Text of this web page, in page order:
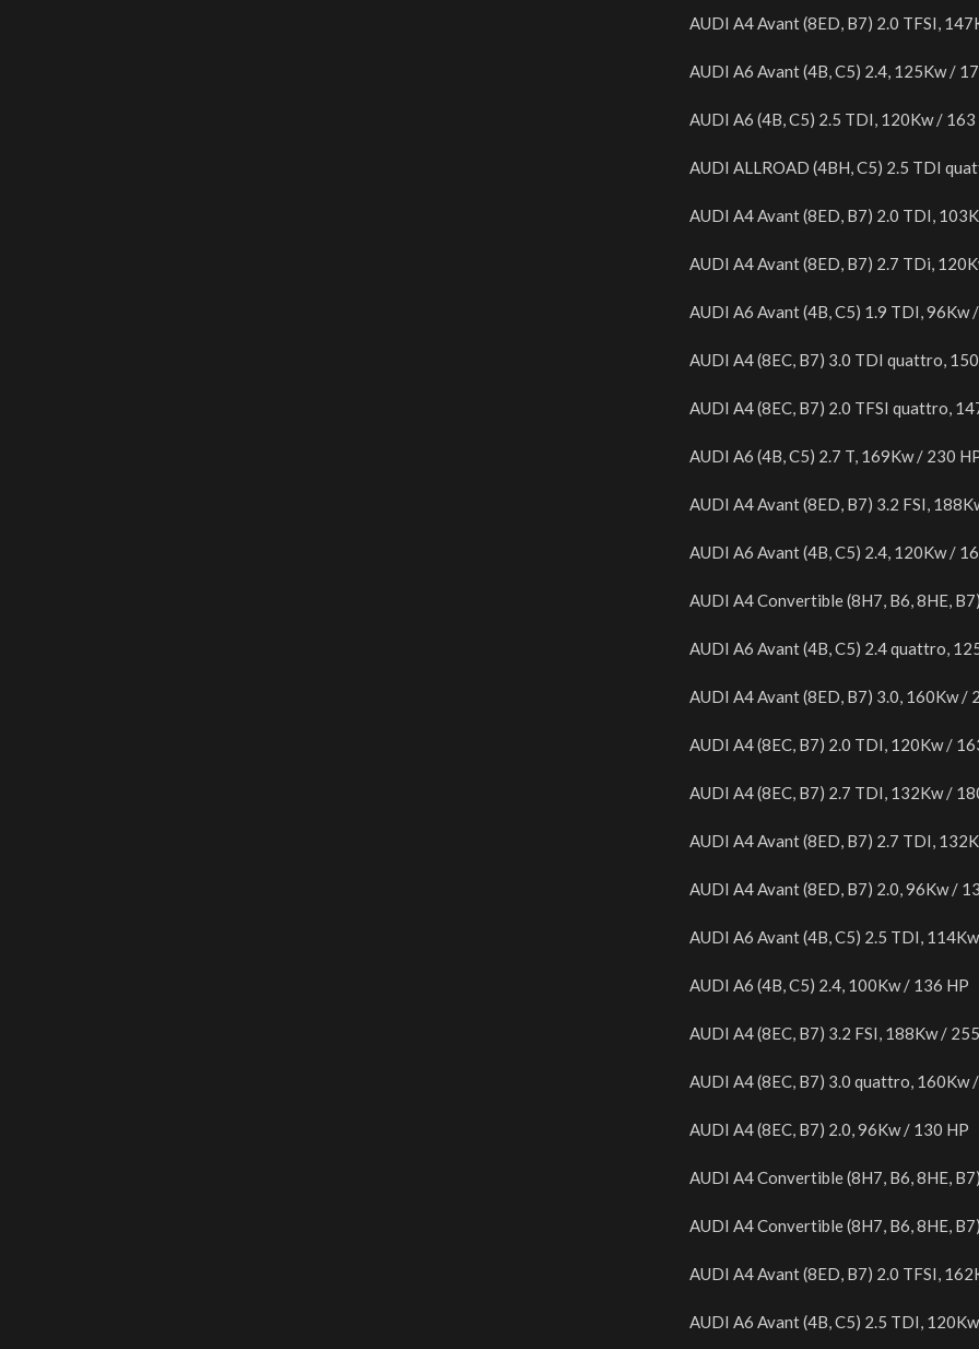
AUDI A4 Avant (8ED, B7) 2.0 TFSI,
AUDI A6 Avant (4B, C5) 2.4, 125Kw /
AUDI A6 (4B, C5) 2.5 TDI, 120Kw / 163
AUDI ALLROAD (4BH, C5) 2.5 TDI
AUDI A4 Avant (8ED, B7) 2.0 TDI,
AUDI A4 Avant (8ED, B7) 2.7 TDi,
AUDI A6 Avant (4B, C5) 1.9 TDI, 96Kw
AUDI A4 (8EC, B7) 3.0 TDI quattro,
AUDI A4 (8EC, B7) 2.0 TFSI quattro,
AUDI A6 (4B, C5) 2.7 T, 169Kw / 230
AUDI A4 Avant (8ED, B7) 3.2 FSI,
AUDI A6 Avant (4B, C5) 2.4, 120Kw /
AUDI A4 Convertible (8H7, B6, 8HE,
AUDI A6 Avant (4B, C5) 2.4 quattro,
AUDI A4 Avant (8ED, B7) 3.0, 160Kw /
AUDI A4 (8EC, B7) 2.0 TDI, 120Kw /
AUDI A4 (8EC, B7) 2.7 TDI, 132Kw /
AUDI A4 Avant (8ED, B7) 2.7 TDI,
AUDI A4 Avant (8ED, B7) 2.0, 96Kw /
AUDI A6 Avant (4B, C5) 2.5 TDI,
AUDI A6 (4B, C5) 2.4, 100Kw / 136 HP
AUDI A4 (8EC, B7) 3.2 FSI, 188Kw /
AUDI A4 (8EC, B7) 3.0 quattro, 160Kw
AUDI A4 (8EC, B7) 2.0, 96Kw / 130 HP
AUDI A4 Convertible (8H7, B6, 8HE,
AUDI A4 Convertible (8H7, B6, 8HE,
AUDI A4 Avant (8ED, B7) 2.0 TFSI,
AUDI A6 Avant (4B, C5) 2.5 TDI,